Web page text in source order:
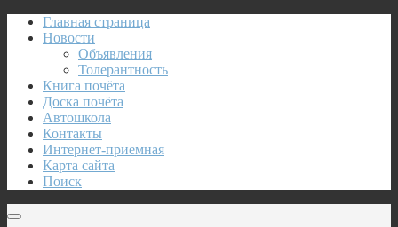
Главная страница
Новости
Объявления
Толерантность
Книга почёта
Доска почёта
Автошкола
Контакты
Интернет-приемная
Карта сайта
Поиск